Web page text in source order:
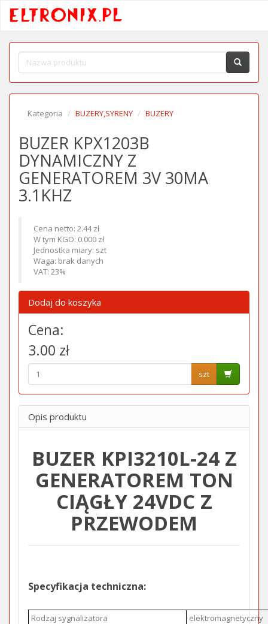
Kategoria BUZERY,SYRENY BUZERY
BUZER KPX1203B
DYNAMICZNY Z
GENERATOREM 3V 30MA
3.1KHZ
Cena netto: 2.44 zł
W tym KGO: 0.000 zł
Jednostka miary: szt
Waga: brak danych
VAT: 23%
Dodaj do koszyka
Cena:
3.00 zł
szt
Opis produktu
BUZER KPI3210L-24 Z
GENERATOREM TON
CIĄGŁY 24VDC Z
PRZEWODEM
Specyfikacja techniczna:
Rodzaj sygnalizatora
elektromagnetyczny